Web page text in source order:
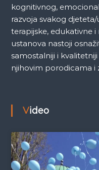
kognitivnog,
razvoja svakog
terapijske, edukativne
ustanova nastoji
samostalniji i
njihovim porodicama i
Video